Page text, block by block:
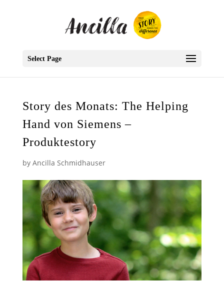
Select Page
Story des Monats: The Helping
Hand von Siemens –
Produktestory
by Ancilla Schmidhauser